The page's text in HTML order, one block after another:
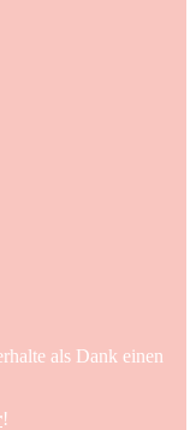
als Dank einen
!